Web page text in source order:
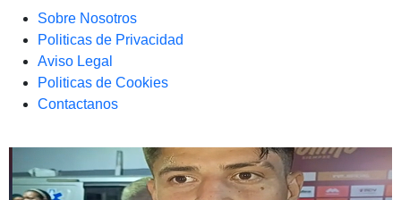
Sobre Nosotros
Politicas de Privacidad
Aviso Legal
Politicas de Cookies
Contactanos